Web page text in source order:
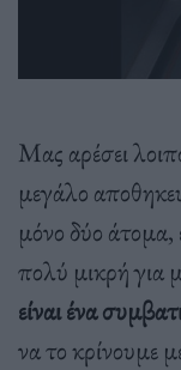
Μας αρέσει
μεγάλο
μόνο δύο άτομα,
πολύ μικρή για
είναι ένα
να το κρίνουμε